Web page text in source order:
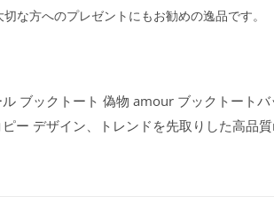
な方へのプレゼントにもお勧めの逸品です。
ブックトート 偽物 amour ブックトート
ー デザイン、トレンドを先取りした高品